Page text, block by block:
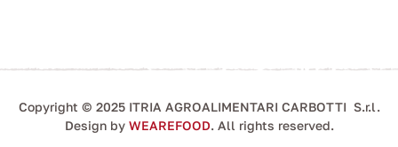
Copyright © 2025 ITRIA AGROALIMENTARI CARBOTTI S.r.l.
Design by WEAREFOOD. All rights reserved.